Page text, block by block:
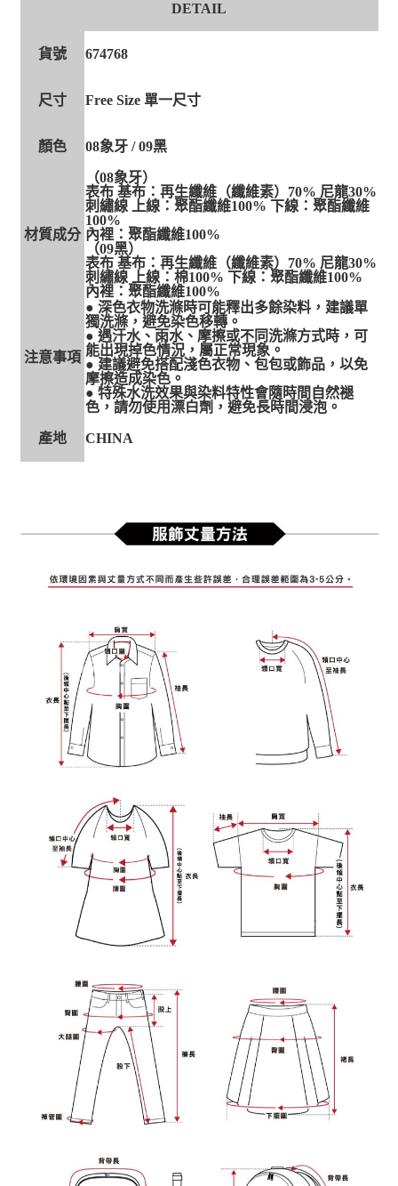
DETAIL
貨號 674768
尺寸 Free Size 單一尺寸
顏色 08象牙 / 09黑
材質成分
（08象牙）
表布 基布：再生纖維（纖維素）70% 尼龍30%
刺繡線 上線：聚酯纖維100% 下線：聚酯纖維
100%
內裡：聚酯纖維100%
（09黑）
表布 基布：再生纖維（纖維素）70% 尼龍30%
刺繡線 上線：棉100% 下線：聚酯纖維100%
內裡：聚酯纖維100%
注意事項
● 深色衣物洗滌時可能釋出多餘染料，建議單
獨洗滌，避免染色移轉。
● 遇汗水、雨水、摩擦或不同洗滌方式時，可
能出現掉色情況，屬正常現象。
● 建議避免搭配淺色衣物、包包或飾品，以免
摩擦造成染色。
● 特殊水洗效果與染料特性會隨時間自然褪
色，請勿使用漂白劑，避免長時間浸泡。
產地 CHINA